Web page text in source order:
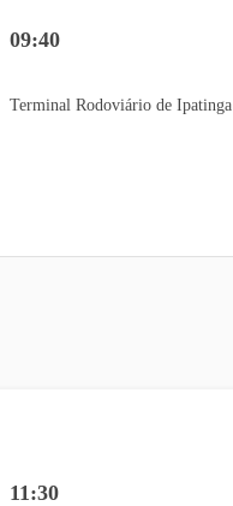
09:40
Terminal Rodoviário de Ipatinga
11:30